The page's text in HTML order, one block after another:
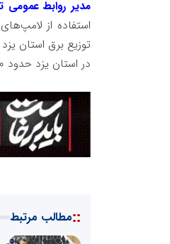
مدیر روابط عمومی
استفاده از
توزیع برق استان یزد
در استان یزد حدود ۸۰۰ هزار مشترک برق خانگی داریم.
::مطالب مرتبط